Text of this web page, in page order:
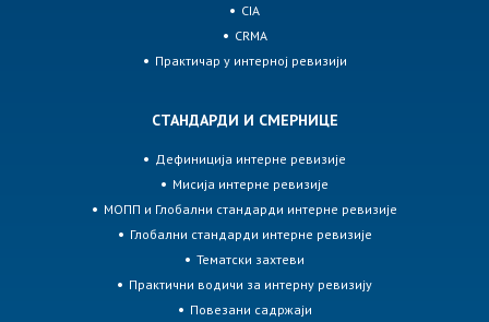
CIA
CRMA
Практичар у интерној ревизији
СТАНДАРДИ И СМЕРНИЦЕ
Дефиниција интерне ревизије
Мисија интерне ревизије
МОПП и Глобални стандарди интерне ревизије
Глобални стандарди интерне ревизије
Тематски захтеви
Практични водичи за интерну ревизију
Повезани садржаји